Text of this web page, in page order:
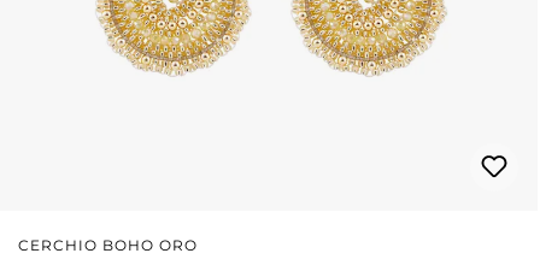
CERCHIO BOHO ORO